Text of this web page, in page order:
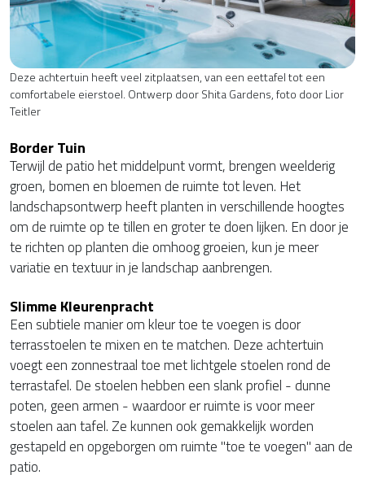
Deze achtertuin heeft veel zitplaatsen, van een eettafel tot een
comfortabele eierstoel. Ontwerp door Shita Gardens, foto door Lior
Teitler
Border Tuin
Terwijl de patio het middelpunt vormt, brengen weelderig
groen, bomen en bloemen de ruimte tot leven. Het
landschapsontwerp heeft planten in verschillende hoogtes
om de ruimte op te tillen en groter te doen lijken. En door je
te richten op planten die omhoog groeien, kun je meer
variatie en textuur in je landschap aanbrengen.
Slimme Kleurenpracht
Een subtiele manier om kleur toe te voegen is door
terrasstoelen te mixen en te matchen. Deze achtertuin
voegt een zonnestraal toe met lichtgele stoelen rond de
terrastafel. De stoelen hebben een slank profiel - dunne
poten, geen armen - waardoor er ruimte is voor meer
stoelen aan tafel. Ze kunnen ook gemakkelijk worden
gestapeld en opgeborgen om ruimte "toe te voegen" aan de
patio.